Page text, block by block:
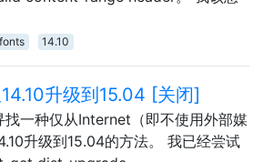
fonts 14.10
升级到15.04 [关闭]
找一种仅从Internet（即不使用外部媒
升级到15.04的方法。 我已经尝试